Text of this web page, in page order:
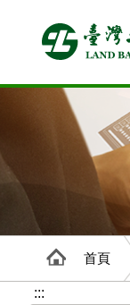
首頁
:::